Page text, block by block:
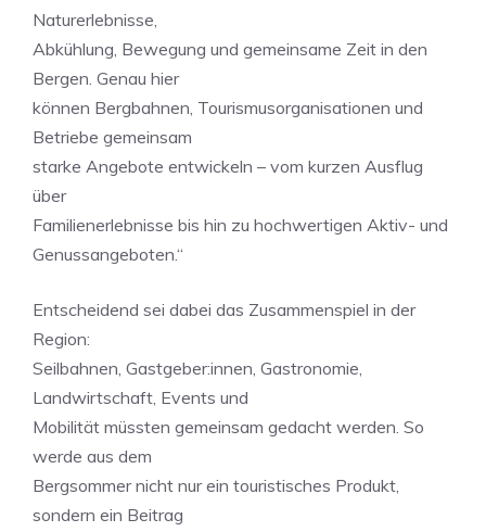
Naturerlebnisse,
Abkühlung, Bewegung und gemeinsame Zeit in den
Bergen. Genau hier
können Bergbahnen, Tourismusorganisationen und
Betriebe gemeinsam
starke Angebote entwickeln – vom kurzen Ausflug
über
Familienerlebnisse bis hin zu hochwertigen Aktiv- und
Genussangeboten.“
Entscheidend sei dabei das Zusammenspiel in der
Region:
Seilbahnen, Gastgeber:innen, Gastronomie,
Landwirtschaft, Events und
Mobilität müssten gemeinsam gedacht werden. So
werde aus dem
Bergsommer nicht nur ein touristisches Produkt,
sondern ein Beitrag